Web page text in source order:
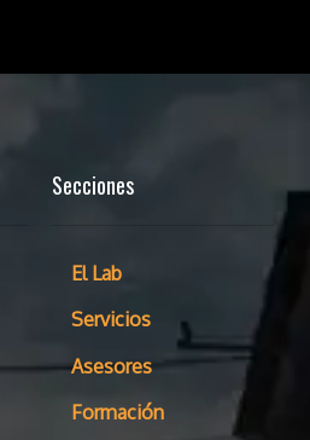
Secciones
El Lab
Servicios
Asesores
Formación